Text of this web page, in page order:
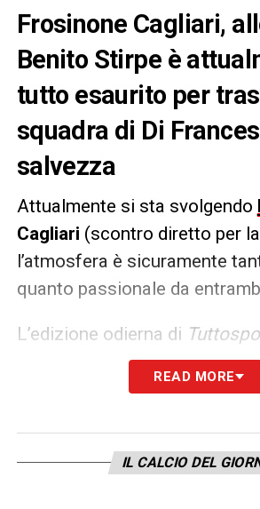
Frosinone Cagliari,
Benito Stirpe è
tutto esaurito per
squadra di Di
salvezza
Attualmente si sta svolgendo
Cagliari (scontro diretto per
l’atmosfera è sicuramente
quanto passionale da
L’edizione odierna di
ci saranno i numeri delsold
, i quale sarà
contro i rossoblù di capitan
READ MORE
IL CALCIO DEL